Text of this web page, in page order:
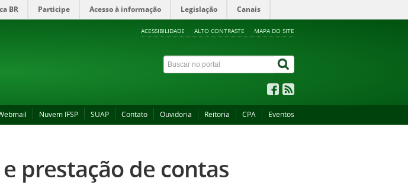
BR Participe Acesso à informação Legislação Canais
ACESSIBILIDADE ALTO CONTRASTE MAPA DO SITE
Nuvem IFSP SUAP Contato Ouvidoria Reitoria CPA Eventos
prestação de contas